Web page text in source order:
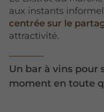
aux instants
centrée sur le
attractivité.
Un bar à vins pour
moment en toute